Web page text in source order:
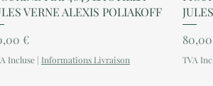
VERNE ALEXIS POLIAKOFF
€
Incluse | Informations Livraison
Prix
TVA